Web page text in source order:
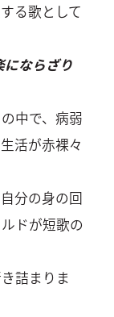
る歌として
ならざり
中で、病弱
活が赤裸々
分の身の回
ドが短歌の
詰まりま